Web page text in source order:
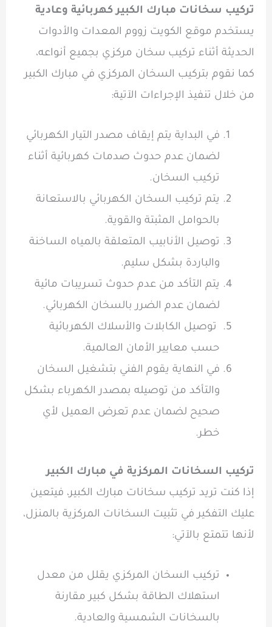
تركيب سخانات مبارك الكبير كهربائية وعادية
يستخدم موقع الكويت زووم المعدات والأدوات
الحديثة أثناء تركيب سخان مركزي بجميع أنواعه،
كما نقوم بتركيب السخان المركزي في مبارك الكبير
من خلال تنفيذ الإجراءات الآتية:
في البداية يتم إيقاف مصدر التيار الكهربائي
لضمان عدم حدوث صدمات كهربائية أثناء
تركيب السخان.
يتم تركيب السخان الكهربائي بالاستعانة
بالحوامل المثبتة والقوية.
توصيل الأنابيب المتعلقة بالمياه الساخنة
والباردة بشكل سليم.
يتم التأكد من عدم حدوث تسريبات مائية
لضمان عدم الضرر بالسخان الكهربائي.
توصيل الكابلات والأسلاك الكهربائية
حسب معايير الأمان العالمية.
في النهاية يقوم الفني بتشغيل السخان
والتأكد من توصيله بمصدر الكهرباء بشكل
صحيح لضمان عدم تعرض العميل لأي
خطر.
تركيب السخانات المركزية في مبارك الكبير
إذا كنت تريد تركيب سخانات مبارك الكبير، فيتعين
عليك التفكير في تثبيت السخانات المركزية بالمنزل،
لأنها تتمتع بالآتي:
تركيب السخان المركزي يقلل من معدل
استهلاك الطاقة بشكل كبير مقارنة
بالسخانات الشمسية والعادية.